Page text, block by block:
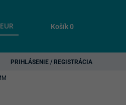
EUR Košík0
PRIHLÁSENIE / REGISTRÁCIA